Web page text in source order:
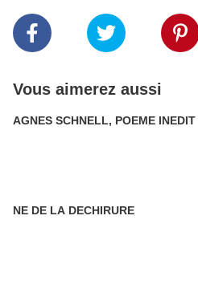
Vous aimerez aussi
AGNES SCHNELL, POEME INEDIT
NE DE LA DECHIRURE